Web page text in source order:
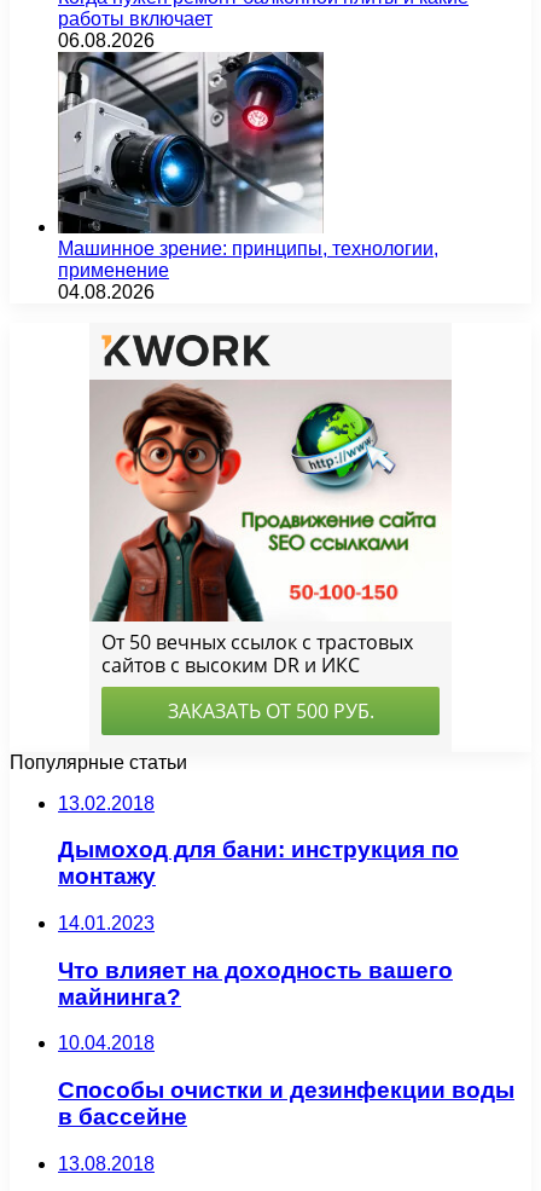
работы включает
06.08.2026
Машинное зрение: принципы, технологии,
применение
04.08.2026
Популярные статьи
13.02.2018
Дымоход для бани: инструкция по
монтажу
14.01.2023
Что влияет на доходность вашего
майнинга?
10.04.2018
Способы очистки и дезинфекции воды
в бассейне
13.08.2018